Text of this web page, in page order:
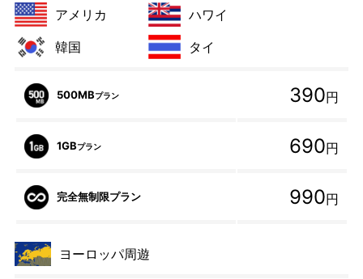
アメリカ
ハワイ
韓国
タイ
500MBプラン 390円
1GBプラン 690円
完全無制限プラン 990円
ヨーロッパ周遊